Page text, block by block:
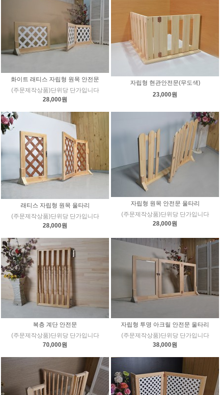
화이트 래티스 자립형 원목 안전문
(주문제작상품)단위당 단가입니다
28,000원
자립형 현관안전문(무도색)
23,000원
래티스 자립형 원목 울타리
(주문제작상품)단위당 단가입니다
28,000원
자립형 원목 안전문 울타리
(주문제작상품)단위당 단가입니다
28,000원
복층 계단 안전문
(주문제작상품)단위당 단가입니다
70,000원
자립형 투명 아크릴 안전문 울타리
(주문제작상품)단위당 단가입니다
38,000원